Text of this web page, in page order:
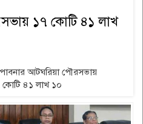
১৭ কোটি ৪১ লাখ
পাবনার আটঘরিয়া পৌরসভায়
৪১ লাখ ১০